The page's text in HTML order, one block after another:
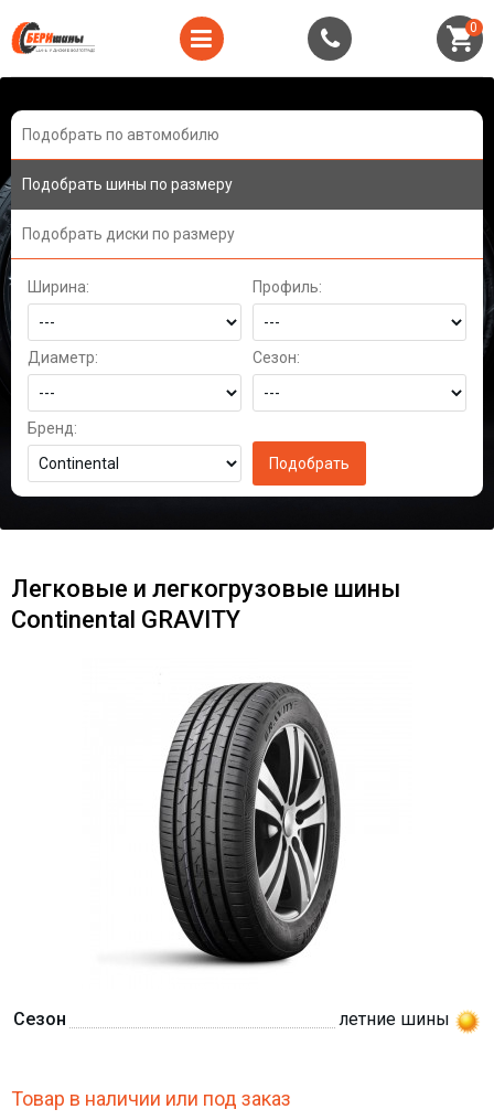
0
Подобрать по автомобилю
Подобрать шины по размеру
Подобрать диски по размеру
Ширина: Профиль:
Диаметр: Сезон:
Бренд:
Легковые и легкогрузовые шины
Continental GRAVITY
Сезон летние шины
Товар в наличии или под заказ